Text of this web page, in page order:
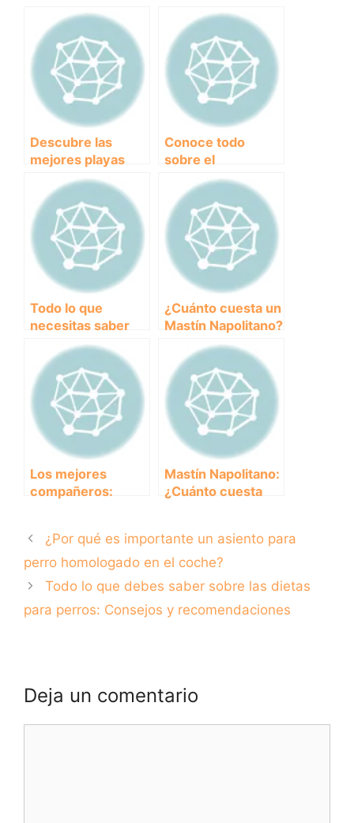
Descubre las
mejores playas
para perros en
Girona: ¡Disfruta
del mar junto a tu
mascota!
Conoce todo
sobre el
encantador Terrier
Sealyham: origen,
características y
cuidados
Todo lo que
necesitas saber
sobre el mejor
pienso para tu
cachorro
¿Cuánto cuesta un
Mastín Napolitano?
Descubre el
precio de esta
majestuosa raza
canina
Los mejores
compañeros:
de compañía más
cariñosos y
divertidos
Mastín Napolitano:
¿Cuánto cuesta
raza de perro?
¿Por qué es importante un asiento para
perro homologado en el coche?
Todo lo que debes saber sobre las dietas
para perros: Consejos y recomendaciones
Deja un comentario